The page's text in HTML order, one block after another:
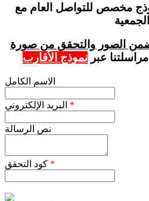
مخصص للتواصل العام مع
الصور والتحقق من صورة
عبر نموذج الأقارب
الاسم الكامل
*
نص الرسالة
*